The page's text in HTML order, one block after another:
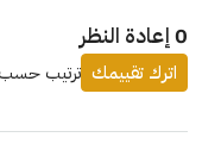
0 إعادة النظر
ترتيب حسب: اترك تقييمك